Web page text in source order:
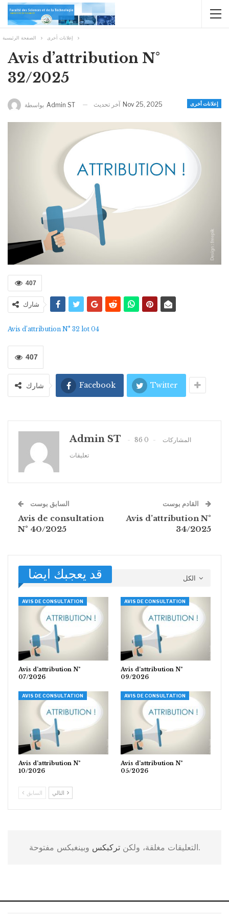
الصفحة الرئيسية إعلانات أخرى
Avis d’attribution N°
32/2025
إعلانات أخرى Admin ST Nov 25, 2025
407
شارك
Avis d’attribution N° 32 lot 04
407
شارك Facebook Twitter
Admin ST 86 المشاركات
0
تعليقات
السابق بوست
Avis de consultation
N° 40/2025
Avis d’attribution N°
34/2025
قد يعجبك ايضا
AVIS DE CONSULTATION
Avis d’attribution N°
07/2026
AVIS DE CONSULTATION
Avis d’attribution N°
09/2026
AVIS DE CONSULTATION
Avis d’attribution N°
10/2026
AVIS DE CONSULTATION
Avis d’attribution N°
05/2026
السابق
التعليقات مغلقة، ولكنتركبكس وبينغبكس مفتوحة.